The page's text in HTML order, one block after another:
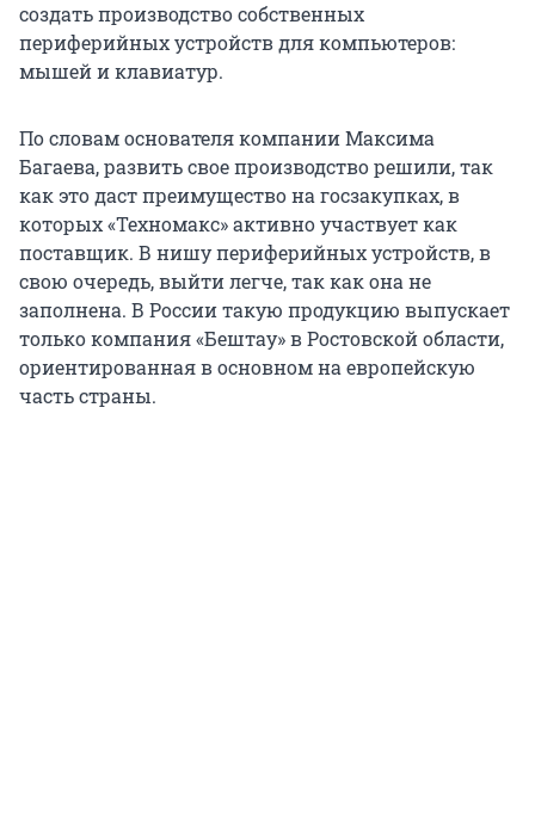
создать производство собственных
периферийных устройств для компьютеров:
мышей и клавиатур.
По словам основателя компании Максима
Багаева, развить свое производство решили, так
как это даст преимущество на госзакупках, в
которых «Техномакс» активно участвует как
поставщик. В нишу периферийных устройств, в
свою очередь, выйти легче, так как она не
заполнена. В России такую продукцию выпускает
только компания «Бештау» в Ростовской области,
ориентированная в основном на европейскую
часть страны.